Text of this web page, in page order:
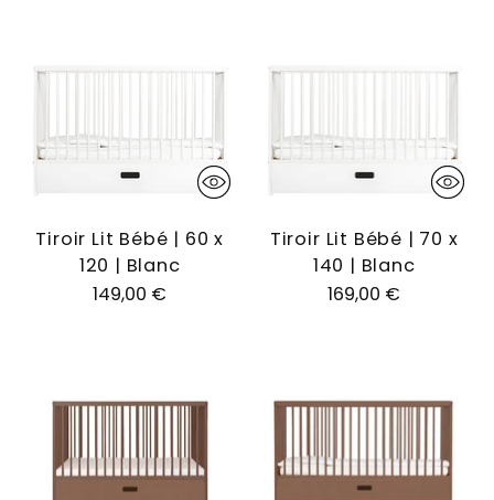
Tiroir Lit Bébé | 60 x
120 | Blanc
149,00 €
Tiroir Lit Bébé | 70 x
140 | Blanc
169,00 €